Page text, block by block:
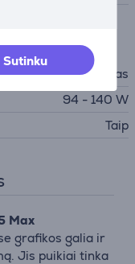
Sutinku
neįtrauktas
94 - 140 W
Taip
Max
grafikos galia ir
Jis puikiai tinka